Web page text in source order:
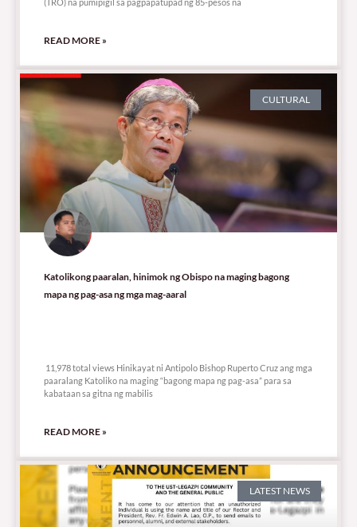
READ MORE »
CULTURAL
Katolikong paaralan, hinimok ng Obispo na maging bagong
mapa ng pag-asa ng mga mag-aaral
11,978 total views Hinikayat ni Antipolo Bishop Ruperto Cruz ang mga
paaralang Katoliko na maging “bagong mapa ng pag-asa” para sa
kabataan sa gitna ng mabilis
READ MORE »
LATEST NEWS